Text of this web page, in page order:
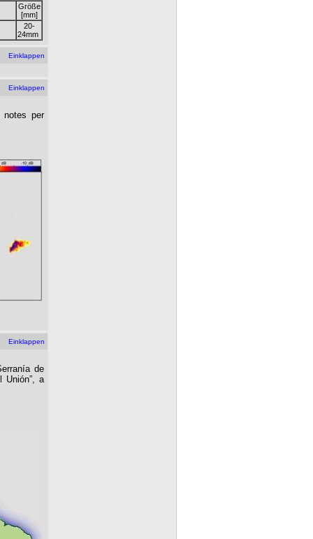
Größe
[mm]
20-
24mm
Einklappen
Einklappen
notes per
Einklappen
de
Unión”, a